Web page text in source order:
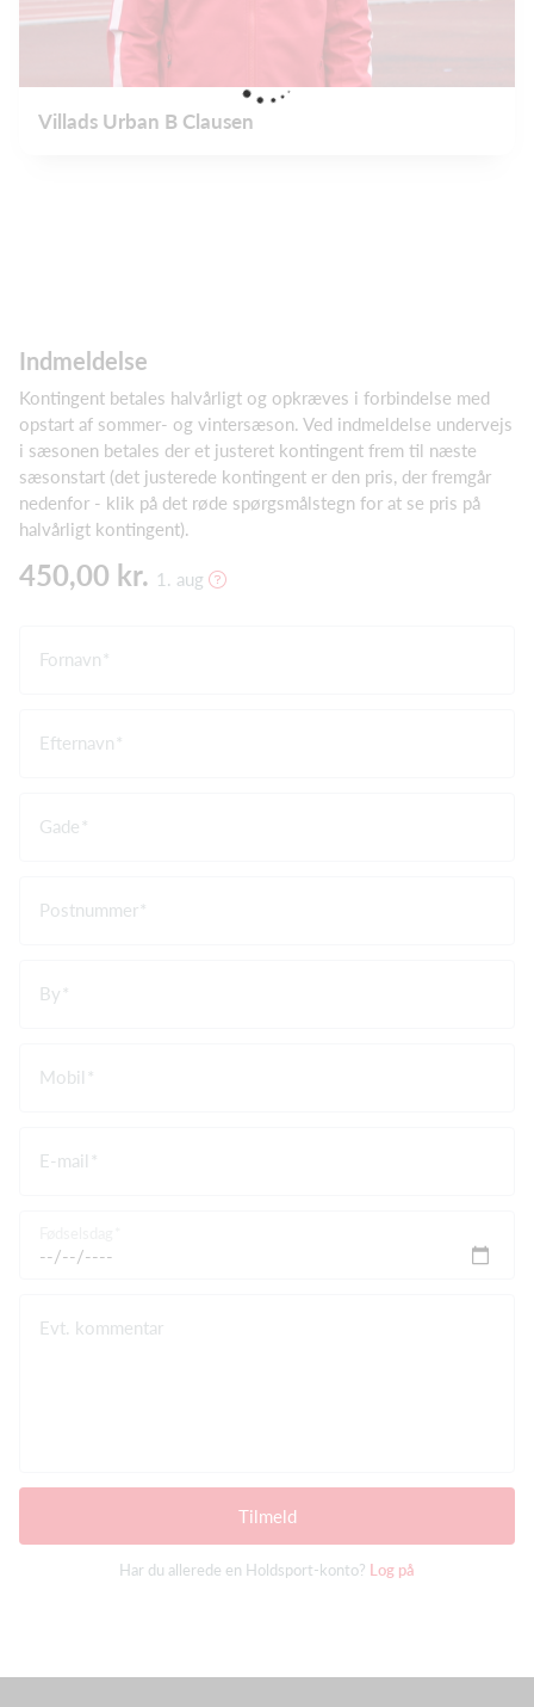
Villads Urban B Clausen
Indmeldelse
Kontingent betales halvårligt og opkræves i forbindelse med
opstart af sommer- og vintersæson. Ved indmeldelse undervejs
i sæsonen betales der et justeret kontingent frem til næste
sæsonstart (det justerede kontingent er den pris, der fremgår
nedenfor - klik på det røde spørgsmålstegn for at se pris på
halvårligt kontingent).
450,00 kr. 1. aug
Fornavn
Efternavn
Gade
Postnummer
By
Mobil
E-mail
Evt. kommentar
Tilmeld
Har du allerede en Holdsport-konto? Log på